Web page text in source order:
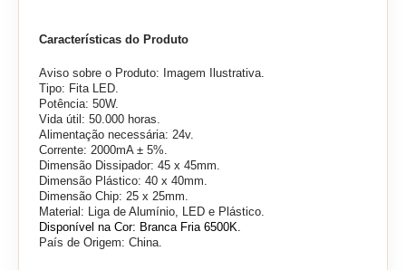
Características do Produto
Aviso sobre o Produto: Imagem Ilustrativa.
Tipo: Fita LED.
Potência: 50W.
Vida útil: 50.000 horas.
Alimentação necessária: 24v.
Corrente: 2000mA ± 5%.
Dimensão Dissipador: 45 x 45mm.
Dimensão Plástico: 40 x 40mm.
Dimensão Chip: 25 x 25mm.
Material: Liga de Alumínio, LED e Plástico.
Disponível na Cor: Branca Fria 6500K.
País de Origem: China.